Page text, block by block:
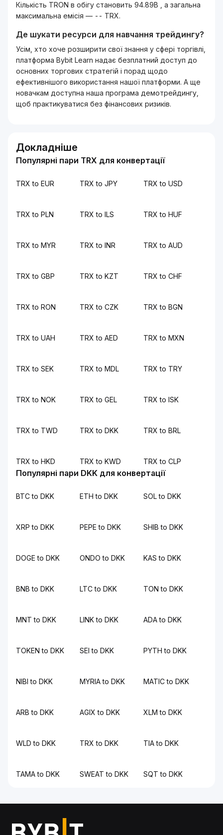
Кількість TRON в обігу становить 94.89B , а загальна
максимальна емісія — -- TRX.
Де шукати ресурси для навчання трейдингу?
Усім, хто хоче розширити свої знання у сфері торгівлі,
платформа Bybit Learn надає безплатний доступ до
основних торгових стратегій і порад щодо
ефективнішого використання нашої платформи. А ще
новачкам доступна наша програма демотрейдингу,
щоб практикуватися без фінансових ризиків.
Докладніше
Популярні пари TRX для конвертації
TRX to EUR TRX to JPY TRX to USD
TRX to PLN TRX to ILS TRX to HUF
TRX to MYR TRX to INR TRX to AUD
TRX to GBP TRX to KZT TRX to CHF
TRX to RON TRX to CZK TRX to BGN
TRX to UAH TRX to AED TRX to MXN
TRX to SEK TRX to MDL TRX to TRY
TRX to NOK TRX to GEL TRX to ISK
TRX to TWD TRX to DKK TRX to BRL
TRX to HKD TRX to KWD TRX to CLP
Популярні пари DKK для конвертації
BTC to DKK ETH to DKK SOL to DKK
XRP to DKK PEPE to DKK SHIB to DKK
DOGE to DKK ONDO to DKK KAS to DKK
BNB to DKK LTC to DKK TON to DKK
MNT to DKK LINK to DKK ADA to DKK
TOKEN to DKK SEI to DKK PYTH to DKK
NIBI to DKK MYRIA to DKK MATIC to DKK
ARB to DKK AGIX to DKK XLM to DKK
WLD to DKK TRX to DKK TIA to DKK
TAMA to DKK SWEAT to DKK SQT to DKK